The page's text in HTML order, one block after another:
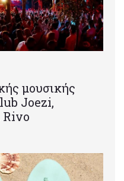
μουσικής
Joezi,
Rivo